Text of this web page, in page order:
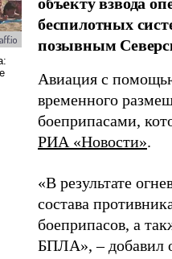
беспилотных
позывным
Авиация с
временного
боеприпасами,
РИА «Новости».
«В результате
состава
боеприпасов, а
БПЛА», – добавил